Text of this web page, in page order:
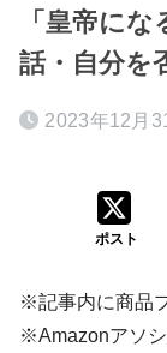
「皇帝に
話・自分を
2023年12月
ポスト
※記事内に商品
※Amazonアソシ